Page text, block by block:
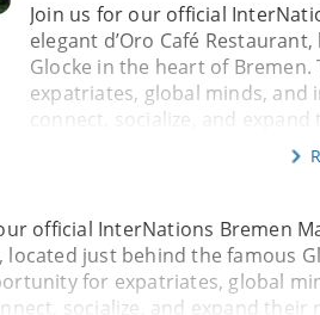
Join us for our official
elegant d’Oro Café
Glocke in the heart of
expatriates, global minds,
connect, socialize, and
official InterNations Bremen
located just behind the famous
for expatriates, global
socialize, and expand their